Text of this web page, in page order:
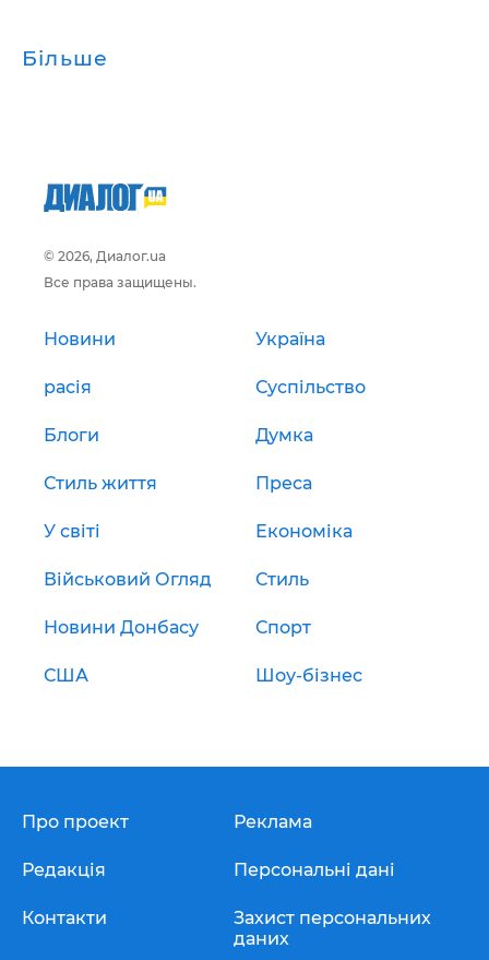
Більше
© 2026, Диалог.ua
Все права защищены.
Новини Україна
расія Суспільство
Блоги Думка
Стиль життя Преса
У світі Економіка
Військовий Огляд Стиль
Новини Донбасу Спорт
США Шоу-бізнес
Про проект
Редакція
Контакти
Реклама
Персональні дані
Захист персональних
даних